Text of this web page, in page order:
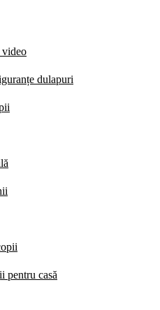
video
dulapuri
pentru casă